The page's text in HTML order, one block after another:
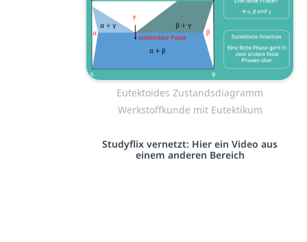
Eutektoides Zustandsdiagramm
Werkstoffkunde mit Eutektikum
Studyflix vernetzt: Hier ein Video aus
einem anderen Bereich